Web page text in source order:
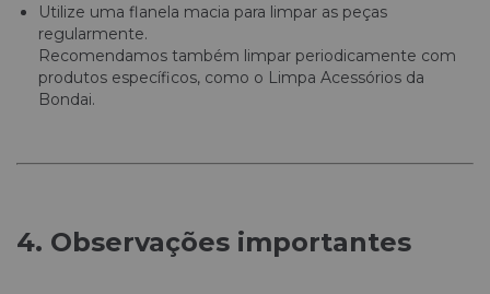
Utilize uma flanela macia para limpar as peças
regularmente.
Recomendamos também limpar periodicamente com
produtos específicos, como o Limpa Acessórios da
Bondai.
4. Observações importantes